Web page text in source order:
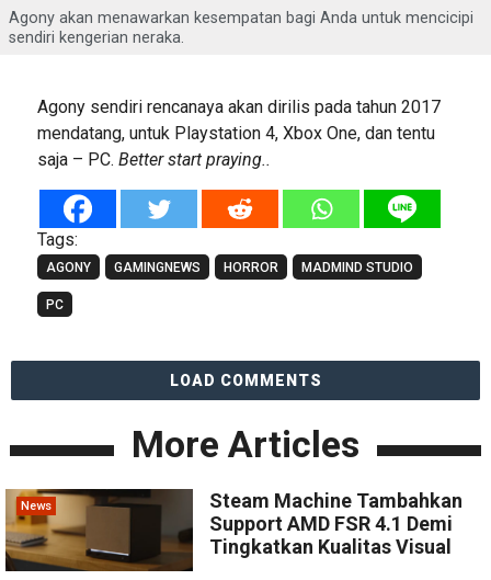
Agony akan menawarkan kesempatan bagi Anda untuk mencicipi
sendiri kengerian neraka.
Agony sendiri rencanaya akan dirilis pada tahun 2017
mendatang, untuk Playstation 4, Xbox One, dan tentu
saja – PC. Better start praying..
Tags:
AGONY GAMINGNEWS HORROR MADMIND STUDIO
PC
LOAD COMMENTS
More Articles
News
Steam Machine Tambahkan
Support AMD FSR 4.1 Demi
Tingkatkan Kualitas Visual